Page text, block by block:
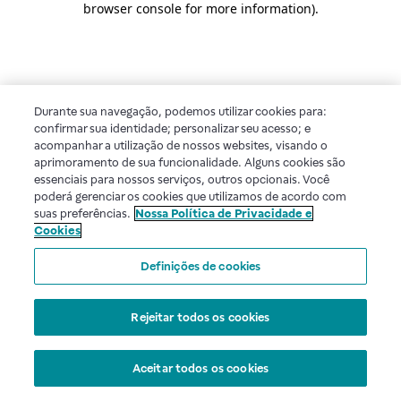
browser console for more information).
Durante sua navegação, podemos utilizar cookies para:
confirmar sua identidade; personalizar seu acesso; e
acompanhar a utilização de nossos websites, visando o
aprimoramento de sua funcionalidade. Alguns cookies são
essenciais para nossos serviços, outros opcionais. Você
poderá gerenciar os cookies que utilizamos de acordo com
suas preferências. Nossa Política de Privacidade e
Cookies
Definições de cookies
Rejeitar todos os cookies
Aceitar todos os cookies